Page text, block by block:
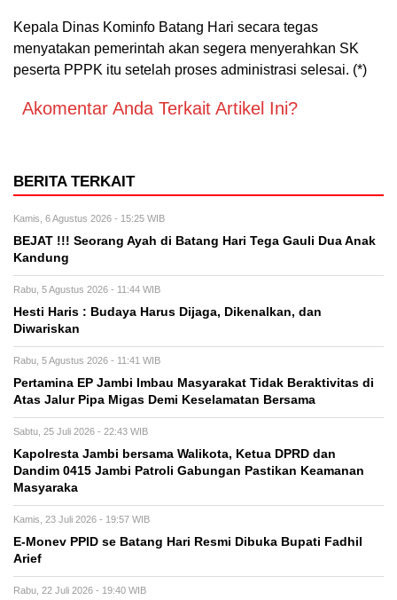
Kepala Dinas Kominfo Batang Hari secara tegas
menyatakan pemerintah akan segera menyerahkan SK
peserta PPPK itu setelah proses administrasi selesai. (*)
Akomentar Anda Terkait Artikel Ini?
BERITA TERKAIT
Kamis, 6 Agustus 2026 - 15:25 WIB
BEJAT !!! Seorang Ayah di Batang Hari Tega Gauli Dua Anak
Kandung
Rabu, 5 Agustus 2026 - 11:44 WIB
Hesti Haris : Budaya Harus Dijaga, Dikenalkan, dan
Diwariskan
Rabu, 5 Agustus 2026 - 11:41 WIB
Pertamina EP Jambi Imbau Masyarakat Tidak Beraktivitas di
Atas Jalur Pipa Migas Demi Keselamatan Bersama
Sabtu, 25 Juli 2026 - 22:43 WIB
Kapolresta Jambi bersama Walikota, Ketua DPRD dan
Dandim 0415 Jambi Patroli Gabungan Pastikan Keamanan
Masyaraka
Kamis, 23 Juli 2026 - 19:57 WIB
E-Monev PPID se Batang Hari Resmi Dibuka Bupati Fadhil
Arief
Rabu, 22 Juli 2026 - 19:40 WIB